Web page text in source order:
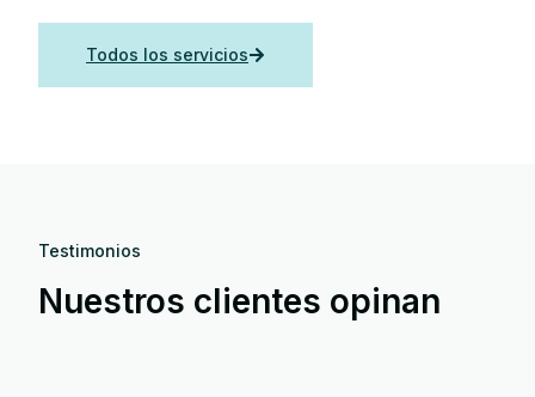
Todos los servicios
Testimonios
Nuestros clientes opinan